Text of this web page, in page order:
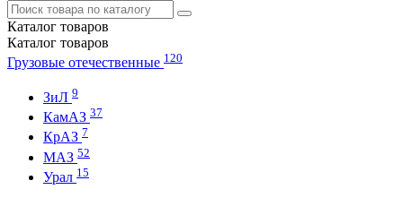
Каталог товаров
Каталог товаров
Грузовые отечественные 120
ЗиЛ 9
КамАЗ 37
КрАЗ 7
МАЗ 52
Урал 15